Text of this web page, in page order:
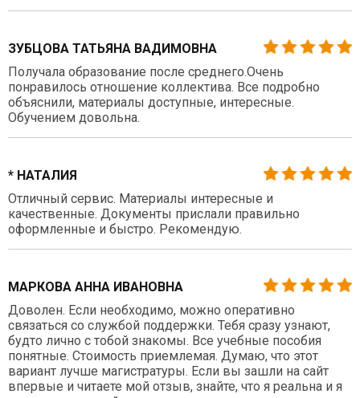
ЗУБЦОВА ТАТЬЯНА ВАДИМОВНА
Получала образование после среднего.Очень
понравилось отношение коллектива. Все подробно
объяснили, материалы доступные, интересные.
Обучением довольна.
* НАТАЛИЯ
Отличный сервис. Материалы интересные и
качественные. Документы прислали правильно
оформленные и быстро. Рекомендую.
МАРКОВА АННА ИВАНОВНА
Доволен. Если необходимо, можно оперативно
связаться со службой поддержки. Тебя сразу узнают,
будто лично с тобой знакомы. Все учебные пособия
понятные. Стоимость приемлемая. Думаю, что этот
вариант лучше магистратуры. Если вы зашли на сайт
впервые и читаете мой отзыв, знайте, что я реальна и я